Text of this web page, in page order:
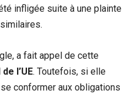
infligée suite à une plainte
a fait appel de cette
l’UE. Toutefois, si elle
conformer aux obligations